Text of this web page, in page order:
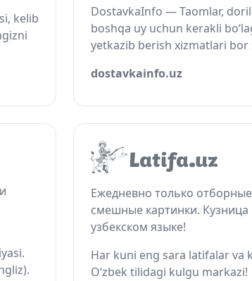
kelib
DostavkaInfo — Taomlar,
boshqa uy uchun kerakli
yetkazib berish xizmatlari bor
dostavkainfo.uz
Ежедневно только
смешные картинки.
узбекском языке!
Har kuni eng sara latifalar va
O‘zbek tilidagi kulgu markazi!